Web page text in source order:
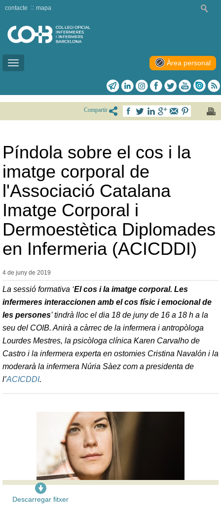
Toggle
contacte mapa
Àrea personal
Compartir
Píndola sobre el cos i la
imatge corporal de
l'Associació Catalana
Imatge Corporal i
Dermoestètica Diplomades
en Infermeria (ACICDDI)
4 de juny de 2019
La sessió formativa ‘El cos i la imatge corporal. Les
infermeres interaccionen amb el cos físic i emocional de
les persones’ tindrà lloc el dia 18 de juny de 16 a 18 h a la
seu del COIB. Anirà a càrrec de la infermera i antropòloga
Lourdes Mestres, la psicòloga clínica Karen Carvalho de
Castro i la infermera experta en ostomies Cristina Navalón i la
moderarà la infermera Núria Sàez com a presidenta de
l’ACICDDI.
Descarregar fitxer